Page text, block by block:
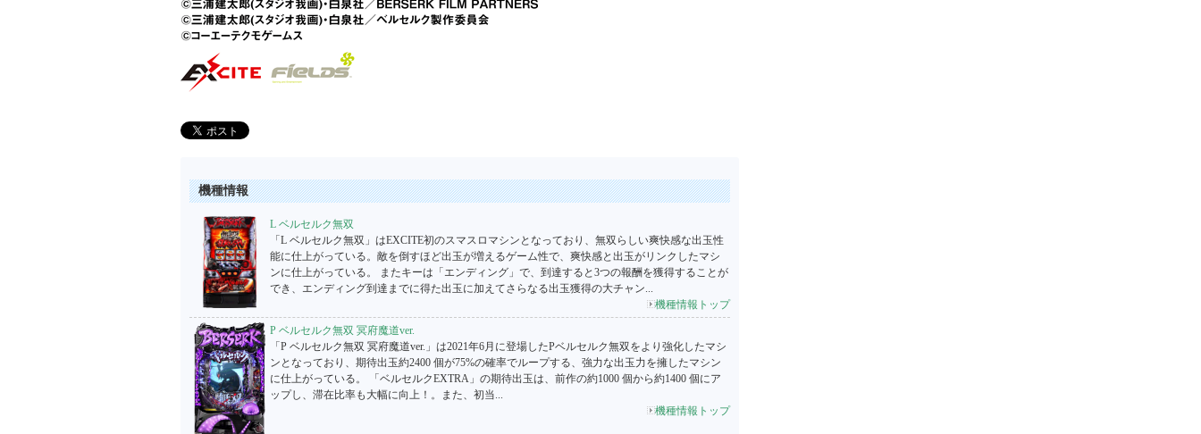
機種情報
L ベルセルク無双
「L ベルセルク無双」はEXCITE初のスマスロマシンとなっており、無双らしい爽快感な出玉性
能に仕上がっている。敵を倒すほど出玉が増えるゲーム性で、爽快感と出玉がリンクしたマシ
ンに仕上がっている。 またキーは「エンディング」で、到達すると3つの報酬を獲得することが
でき、エンディング到達までに得た出玉に加えてさらなる出玉獲得の大チャン...
機種情報トップ
P ベルセルク無双 冥府魔道ver.
「P ベルセルク無双 冥府魔道ver.」は2021年6月に登場したPベルセルク無双をより強化したマシ
ンとなっており、期待出玉約2400 個が75%の確率でループする、強力な出玉力を擁したマシン
に仕上がっている。 「ベルセルクEXTRA」の期待出玉は、前作の約1000 個から約1400 個にア
ップし、滞在比率も大幅に向上！。また、初当...
機種情報トップ